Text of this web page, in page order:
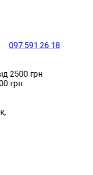
097 591 26 18
2500 грн
грн